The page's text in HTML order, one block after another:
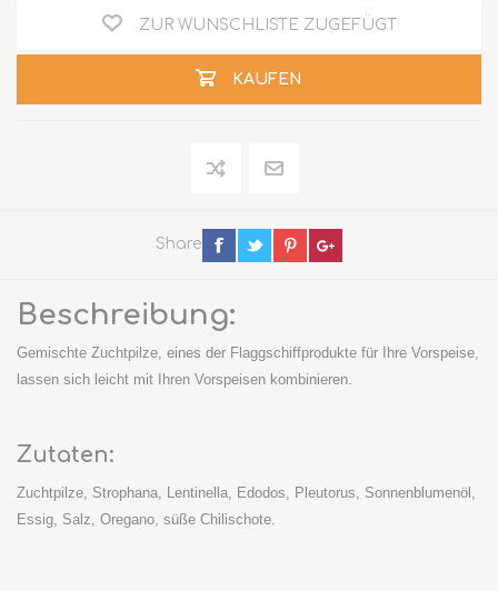
ZUR WUNSCHLISTE ZUGEFÜGT
KAUFEN
Share
Beschreibung:
Gemischte Zuchtpilze, eines der Flaggschiffprodukte für Ihre Vorspeise,
lassen sich leicht mit Ihren Vorspeisen kombinieren.
Zutaten:
Zuchtpilze, Strophana, Lentinella, Edodos, Pleutorus, Sonnenblumenöl,
Essig, Salz, Oregano, süße Chilischote.